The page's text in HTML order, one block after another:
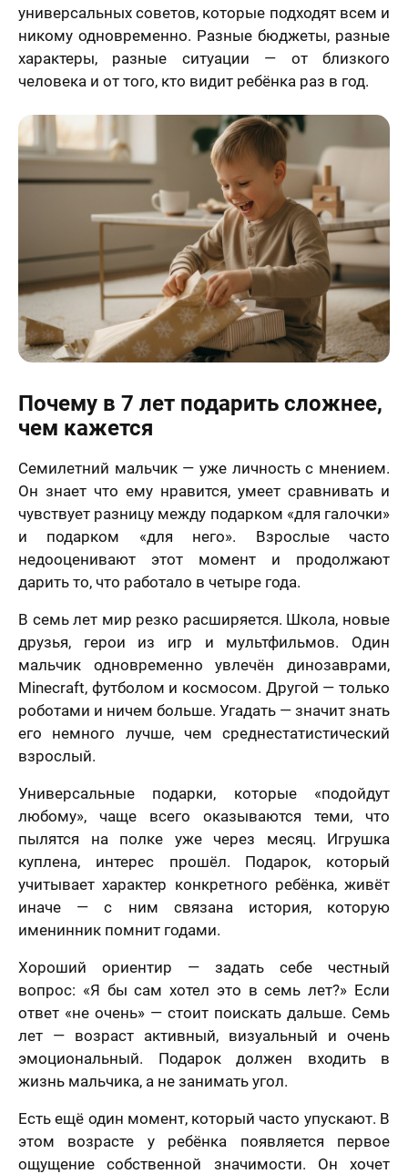
универсальных советов, которые подходят всем и
никому одновременно. Разные бюджеты, разные
характеры, разные ситуации — от близкого
человека и от того, кто видит ребёнка раз в год.
Почему в 7 лет подарить сложнее,
чем кажется
Семилетний мальчик — уже личность с мнением.
Он знает что ему нравится, умеет сравнивать и
чувствует разницу между подарком «для галочки»
и подарком «для него». Взрослые часто
недооценивают этот момент и продолжают
дарить то, что работало в четыре года.
В семь лет мир резко расширяется. Школа, новые
друзья, герои из игр и мультфильмов. Один
мальчик одновременно увлечён динозаврами,
Minecraft, футболом и космосом. Другой — только
роботами и ничем больше. Угадать — значит знать
его немного лучше, чем среднестатистический
взрослый.
Универсальные подарки, которые «подойдут
любому», чаще всего оказываются теми, что
пылятся на полке уже через месяц. Игрушка
куплена, интерес прошёл. Подарок, который
учитывает характер конкретного ребёнка, живёт
иначе — с ним связана история, которую
именинник помнит годами.
Хороший ориентир — задать себе честный
вопрос: «Я бы сам хотел это в семь лет?» Если
ответ «не очень» — стоит поискать дальше. Семь
лет — возраст активный, визуальный и очень
эмоциональный. Подарок должен входить в
жизнь мальчика, а не занимать угол.
Есть ещё один момент, который часто упускают. В
этом возрасте у ребёнка появляется первое
ощущение собственной значимости. Он хочет